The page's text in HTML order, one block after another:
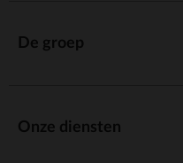
De groep
Onze diensten